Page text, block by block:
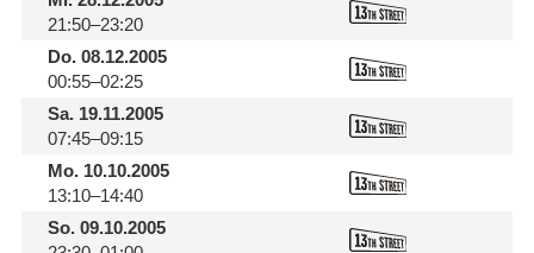
21:50–23:20
Do.08.12.2005
00:55–02:25
Sa.19.11.2005
07:45–09:15
Mo.10.10.2005
13:10–14:40
So.09.10.2005